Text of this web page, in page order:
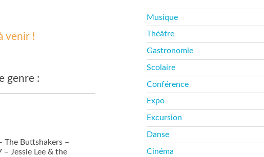
venir !
genre :
The Buttshakers –
Jessie Lee & the
Musique
Théâtre
Gastronomie
Scolaire
Conférence
Expo
Excursion
Danse
Cinéma